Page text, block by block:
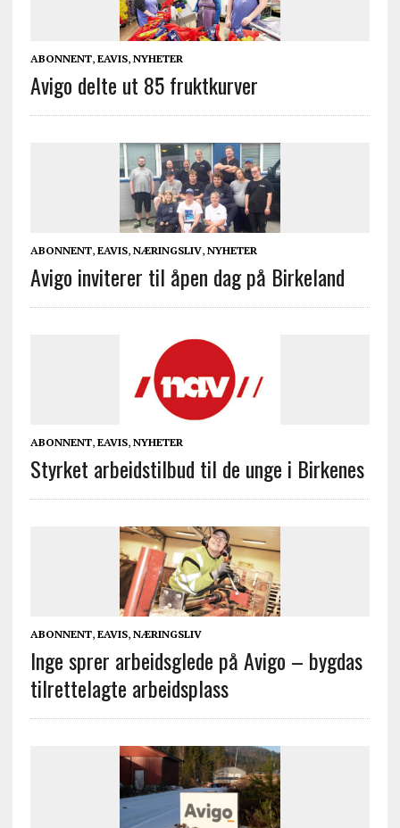
ABONNENT, EAVIS, NYHETER
Avigo delte ut 85 fruktkurver
ABONNENT, EAVIS, NÆRINGSLIV, NYHETER
Avigo inviterer til åpen dag på Birkeland
ABONNENT, EAVIS, NYHETER
Styrket arbeidstilbud til de unge i Birkenes
ABONNENT, EAVIS, NÆRINGSLIV
Inge sprer arbeidsglede på Avigo – bygdas
tilrettelagte arbeidsplass